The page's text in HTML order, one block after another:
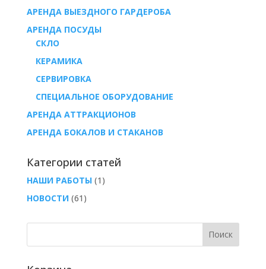
АРЕНДА ВЫЕЗДНОГО ГАРДЕРОБА
AРЕНДА ПОСУДЫ
СКЛО
КЕРАМИКА
СЕРВИРОВКА
СПЕЦИАЛЬНОЕ ОБОРУДОВАНИЕ
АРЕНДА АТТРАКЦИОНОВ
АРЕНДА БОКАЛОВ И СТАКАНОВ
Категории статей
НАШИ РАБОТЫ(1)
НОВОСТИ(61)